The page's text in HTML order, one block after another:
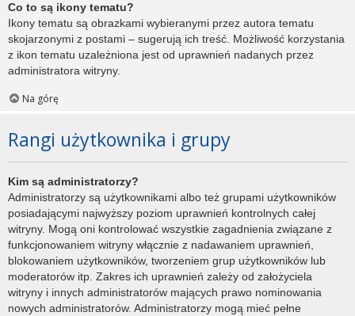
Co to są ikony tematu?
Ikony tematu są obrazkami wybieranymi przez autora tematu
skojarzonymi z postami – sugerują ich treść. Możliwość korzystania
z ikon tematu uzależniona jest od uprawnień nadanych przez
administratora witryny.
Na górę
Rangi użytkownika i grupy
Kim są administratorzy?
Administratorzy są użytkownikami albo też grupami użytkowników
posiadającymi najwyższy poziom uprawnień kontrolnych całej
witryny. Mogą oni kontrolować wszystkie zagadnienia związane z
funkcjonowaniem witryny włącznie z nadawaniem uprawnień,
blokowaniem użytkowników, tworzeniem grup użytkowników lub
moderatorów itp. Zakres ich uprawnień zależy od założyciela
witryny i innych administratorów mających prawo nominowania
nowych administratorów. Administratorzy mogą mieć pełne